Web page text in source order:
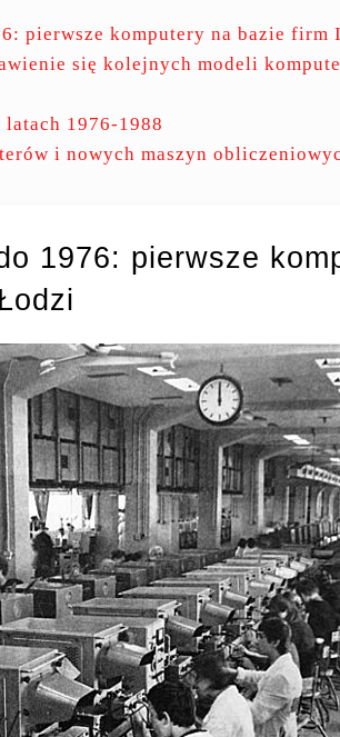
pierwsze komputery na bazie firm
się kolejnych modeli
1976-1988
i nowych maszyn
1976: pierwsze